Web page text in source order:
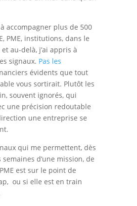
accompagner plus de 500
PME, institutions, dans le
et au-delà, j’ai appris à
signaux. Pas les
évidents que tout
vous sortirait. Plutôt les
souvent ignorés, qui
une précision redoutable
une entreprise se
qui me permettent, dès
d’une mission, de
est sur le point de
ou si elle est en train